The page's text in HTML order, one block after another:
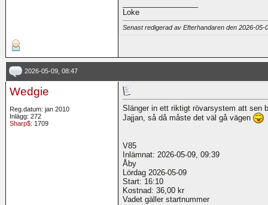
Loke
Senast redigerad av Efterhandaren den 2026-
2026-05-09, 08:47
Wedgie
Reg.datum: jan 2010
Inlägg: 272
Sharp$: 1709
Slänger in ett riktigt rövarsystem att sen
Jajjan, så då måste det väl gå vägen
V85
Inlämnat: 2026-05-09, 09:39
Åby
Lördag 2026-05-09
Start: 16:10
Kostnad: 36,00 kr
Vadet gäller startnummer